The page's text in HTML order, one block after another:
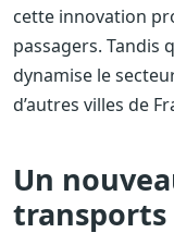
cette innovation
passagers. Tandis
dynamise le
d’autres villes de
Un
transports